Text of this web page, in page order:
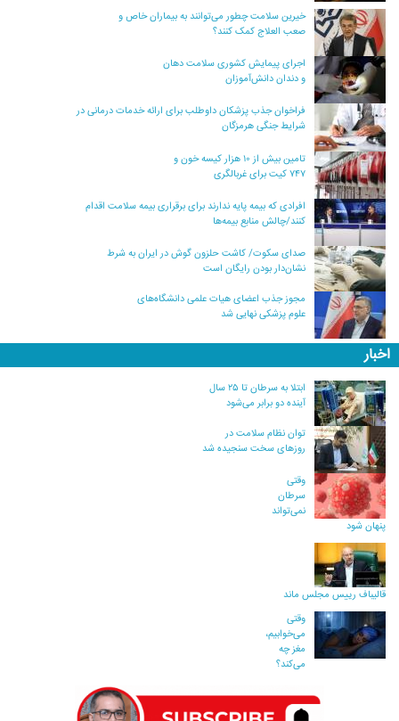
خیرین سلامت چطور می‌توانند به بیماران خاص و
صعب العلاج کمک کنند؟
اجرای پیمایش کشوری سلامت دهان
و دندان دانش‌آموزان
فراخوان جذب پزشکان داوطلب برای ارائه خدمات درمانی در
شرایط جنگی هرمزگان
تامین بیش از ۱۰ هزار کیسه خون و
۷۴۷ کیت برای غربالگری
افرادی که بیمه پایه ندارند برای برقراری بیمه سلامت اقدام
کنند/چالش منابع بیمه‌ها
صدای سکوت/ کاشت حلزون گوش در ایران به شرط
نشان‌دار بودن رایگان است
مجوز جذب اعضای هیات علمی دانشگاه‌های
علوم پزشکی نهایی شد
اخبار
ابتلا به سرطان تا ۲۵ سال
آینده دو برابر می‌شود
توان نظام سلامت در
روزهای سخت سنجیده شد
وقتی
سرطان
نمی‌تواند
پنهان شود
قالیباف رییس مجلس ماند
وقتی
می‌خوابیم،
مغز چه
می‌کند؟